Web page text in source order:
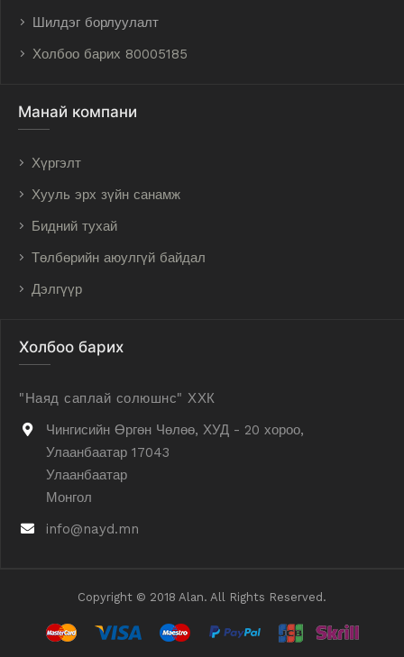
Шилдэг борлуулалт
Холбоо барих 80005185
Манай компани
Хүргэлт
Хууль эрх зүйн санамж
Бидний тухай
Төлбөрийн аюулгүй байдал
Дэлгүүр
Холбоо барих
"Наяд саплай солюшнс" ХХК
Чингисийн Өргөн Чөлөө, ХУД - 20 хороо,
Улаанбаатар 17043
Улаанбаатар
Монгол
info@nayd.mn
Copyright © 2018 Alan. All Rights Reserved.